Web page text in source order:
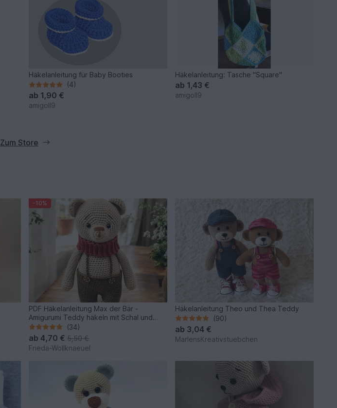
Häkelanleitung für Baby Booties
(4)
ab 1,90 €
amigoll9
Häkelanleitung: Tasche "Square"
ab 1,43 €
amigoll9
Zum Store
-10%
PDF Häkelanleitung Max der Bär -
Amigurumi Teddy häkeln mit Schal und
Hose
(34)
ab4,70 € 5,50 €
Frieda-Wollknaeuel
Häkelanleitung Theo und Thea Teddy
(90)
ab 3,04 €
MarlensKreativstuebchen